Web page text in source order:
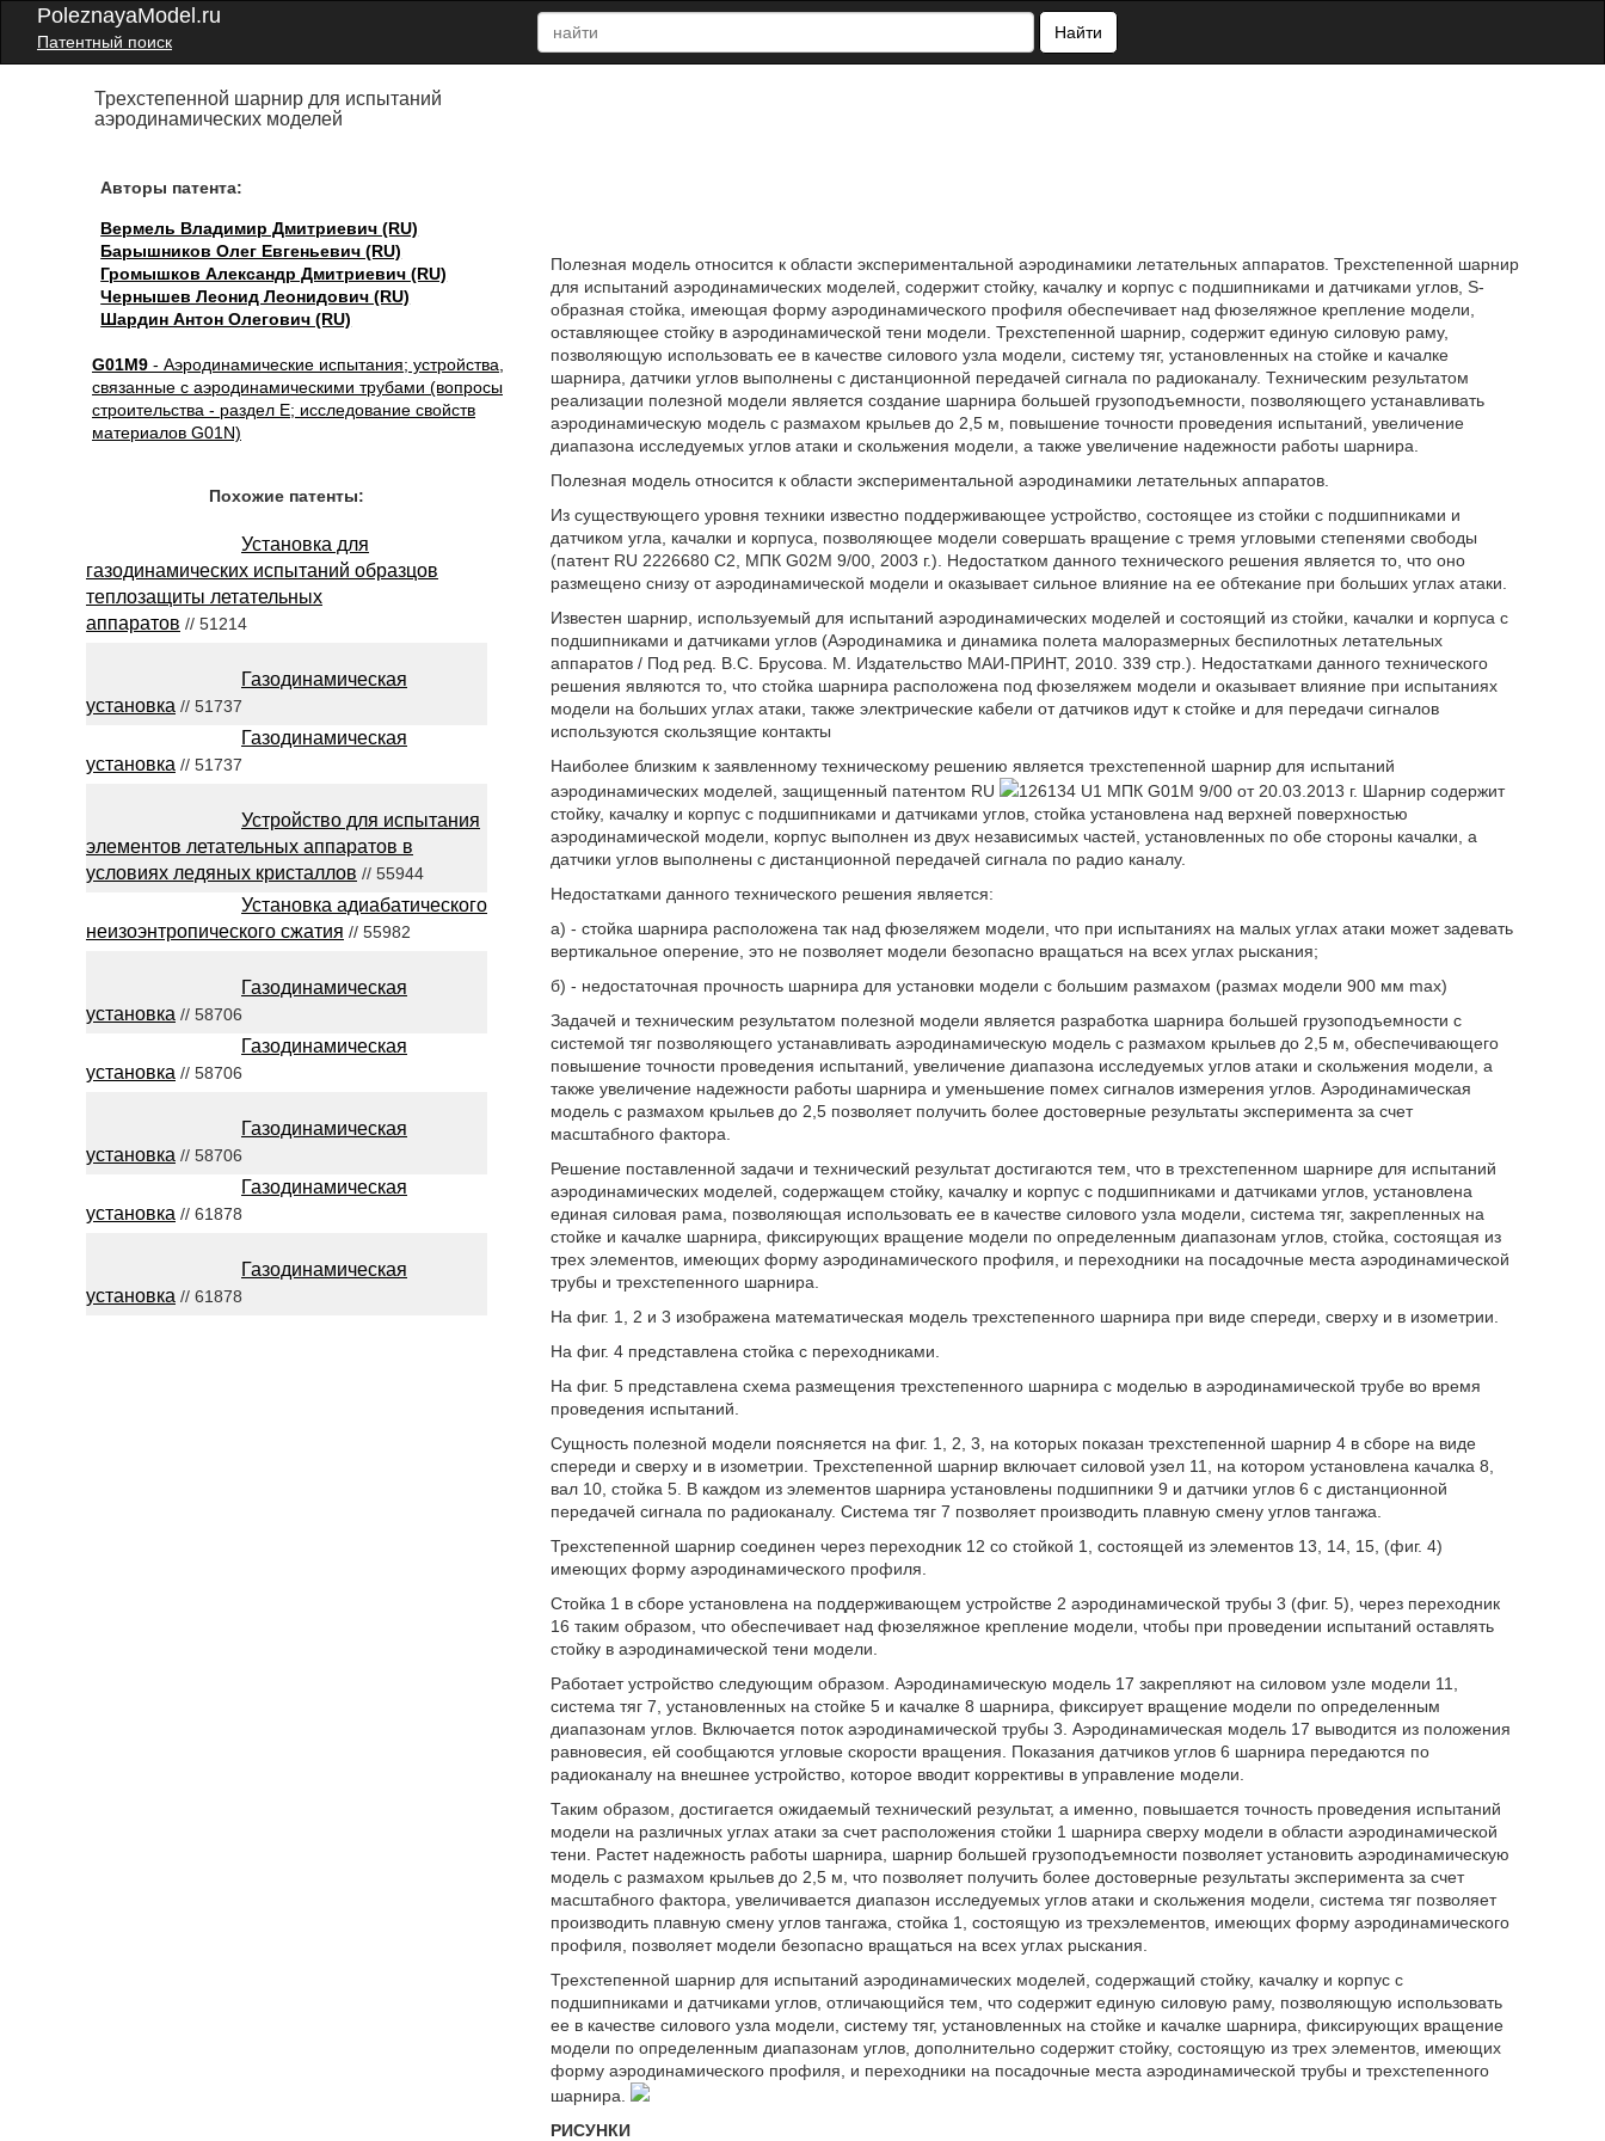
PoleznayaModel.ru
Патентный поиск
Найти
Трехстепенной шарнир для испытаний
аэродинамических моделей
Авторы патента:
Вермель Владимир Дмитриевич (RU)
Барышников Олег Евгеньевич (RU)
Громышков Александр Дмитриевич (RU)
Чернышев Леонид Леонидович (RU)
Шардин Антон Олегович (RU)
G01M9 - Аэродинамические испытания; устройства,
связанные с аэродинамическими трубами (вопросы
строительства - раздел E; исследование свойств
материалов G01N)
Полезная модель относится к области экспериментальной аэродинамики летательных аппаратов. Трехстепенной шарнир
для испытаний аэродинамических моделей, содержит стойку, качалку и корпус с подшипниками и датчиками углов, S-
образная стойка, имеющая форму аэродинамического профиля обеспечивает над фюзеляжное крепление модели,
оставляющее стойку в аэродинамической тени модели. Трехстепенной шарнир, содержит единую силовую раму,
позволяющую использовать ее в качестве силового узла модели, систему тяг, установленных на стойке и качалке
шарнира, датчики углов выполнены с дистанционной передачей сигнала по радиоканалу. Техническим результатом
реализации полезной модели является создание шарнира большей грузоподъемности, позволяющего устанавливать
аэродинамическую модель с размахом крыльев до 2,5 м, повышение точности проведения испытаний, увеличение
диапазона исследуемых углов атаки и скольжения модели, а также увеличение надежности работы шарнира.
Полезная модель относится к области экспериментальной аэродинамики летательных аппаратов.
Из существующего уровня техники известно поддерживающее устройство, состоящее из стойки с подшипниками и
датчиком угла, качалки и корпуса, позволяющее модели совершать вращение с тремя угловыми степенями свободы
(патент RU 2226680 С2, МПК G02M 9/00, 2003 г.). Недостатком данного технического решения является то, что оно
размещено снизу от аэродинамической модели и оказывает сильное влияние на ее обтекание при больших углах атаки.
Известен шарнир, используемый для испытаний аэродинамических моделей и состоящий из стойки, качалки и корпуса с
подшипниками и датчиками углов (Аэродинамика и динамика полета малоразмерных беспилотных летательных
аппаратов / Под ред. В.С. Брусова. М. Издательство МАИ-ПРИНТ, 2010. 339 стр.). Недостатками данного технического
решения являются то, что стойка шарнира расположена под фюзеляжем модели и оказывает влияние при испытаниях
модели на больших углах атаки, также электрические кабели от датчиков идут к стойке и для передачи сигналов
используются скользящие контакты
Наиболее близким к заявленному техническому решению является трехстепенной шарнир для испытаний
аэродинамических моделей, защищенный патентом RU
126134 U1 МПК G01M 9/00 от 20.03.2013 г. Шарнир содержит
стойку, качалку и корпус с подшипниками и датчиками углов, стойка установлена над верхней поверхностью
аэродинамической модели, корпус выполнен из двух независимых частей, установленных по обе стороны качалки, а
датчики углов выполнены с дистанционной передачей сигнала по радио каналу.
Недостатками данного технического решения является:
а) - стойка шарнира расположена так над фюзеляжем модели, что при испытаниях на малых углах атаки может задевать
вертикальное оперение, это не позволяет модели безопасно вращаться на всех углах рыскания;
б) - недостаточная прочность шарнира для установки модели с большим размахом (размах модели 900 мм max)
Задачей и техническим результатом полезной модели является разработка шарнира большей грузоподъемности с
системой тяг позволяющего устанавливать аэродинамическую модель с размахом крыльев до 2,5 м, обеспечивающего
повышение точности проведения испытаний, увеличение диапазона исследуемых углов атаки и скольжения модели, а
также увеличение надежности работы шарнира и уменьшение помех сигналов измерения углов. Аэродинамическая
модель с размахом крыльев до 2,5 позволяет получить более достоверные результаты эксперимента за счет
масштабного фактора.
Решение поставленной задачи и технический результат достигаются тем, что в трехстепенном шарнире для испытаний
аэродинамических моделей, содержащем стойку, качалку и корпус с подшипниками и датчиками углов, установлена
единая силовая рама, позволяющая использовать ее в качестве силового узла модели, система тяг, закрепленных на
стойке и качалке шарнира, фиксирующих вращение модели по определенным диапазонам углов, стойка, состоящая из
трех элементов, имеющих форму аэродинамического профиля, и переходники на посадочные места аэродинамической
трубы и трехстепенного шарнира.
На фиг. 1, 2 и 3 изображена математическая модель трехстепенного шарнира при виде спереди, сверху и в изометрии.
На фиг. 4 представлена стойка с переходниками.
На фиг. 5 представлена схема размещения трехстепенного шарнира с моделью в аэродинамической трубе во время
проведения испытаний.
Сущность полезной модели поясняется на фиг. 1, 2, 3, на которых показан трехстепенной шарнир 4 в сборе на виде
спереди и сверху и в изометрии. Трехстепенной шарнир включает силовой узел 11, на котором установлена качалка 8,
вал 10, стойка 5. В каждом из элементов шарнира установлены подшипники 9 и датчики углов 6 с дистанционной
передачей сигнала по радиоканалу. Система тяг 7 позволяет производить плавную смену углов тангажа.
Трехстепенной шарнир соединен через переходник 12 со стойкой 1, состоящей из элементов 13, 14, 15, (фиг. 4)
имеющих форму аэродинамического профиля.
Стойка 1 в сборе установлена на поддерживающем устройстве 2 аэродинамической трубы 3 (фиг. 5), через переходник
16 таким образом, что обеспечивает над фюзеляжное крепление модели, чтобы при проведении испытаний оставлять
стойку в аэродинамической тени модели.
Работает устройство следующим образом. Аэродинамическую модель 17 закрепляют на силовом узле модели 11,
система тяг 7, установленных на стойке 5 и качалке 8 шарнира, фиксирует вращение модели по определенным
диапазонам углов. Включается поток аэродинамической трубы 3. Аэродинамическая модель 17 выводится из положения
равновесия, ей сообщаются угловые скорости вращения. Показания датчиков углов 6 шарнира передаются по
радиоканалу на внешнее устройство, которое вводит коррективы в управление модели.
Таким образом, достигается ожидаемый технический результат, а именно, повышается точность проведения испытаний
модели на различных углах атаки за счет расположения стойки 1 шарнира сверху модели в области аэродинамической
тени. Растет надежность работы шарнира, шарнир большей грузоподъемности позволяет установить аэродинамическую
модель с размахом крыльев до 2,5 м, что позволяет получить более достоверные результаты эксперимента за счет
масштабного фактора, увеличивается диапазон исследуемых углов атаки и скольжения модели, система тяг позволяет
производить плавную смену углов тангажа, стойка 1, состоящую из трехэлементов, имеющих форму аэродинамического
профиля, позволяет модели безопасно вращаться на всех углах рыскания.
Трехстепенной шарнир для испытаний аэродинамических моделей, содержащий стойку, качалку и корпус с
подшипниками и датчиками углов, отличающийся тем, что содержит единую силовую раму, позволяющую использовать
ее в качестве силового узла модели, систему тяг, установленных на стойке и качалке шарнира, фиксирующих вращение
модели по определенным диапазонам углов, дополнительно содержит стойку, состоящую из трех элементов, имеющих
форму аэродинамического профиля, и переходники на посадочные места аэродинамической трубы и трехстепенного
шарнира.
РИСУНКИ
Похожие патенты:
Установка для
газодинамических испытаний образцов
теплозащиты летательных
аппаратов // 51214
Газодинамическая
установка // 51737
Газодинамическая
установка // 51737
Устройство для испытания
элементов летательных аппаратов в
условиях ледяных кристаллов // 55944
Установка адиабатического
неизоэнтропического сжатия // 55982
Газодинамическая
установка // 58706
Газодинамическая
установка // 58706
Газодинамическая
установка // 58706
Газодинамическая
установка // 61878
Газодинамическая
установка // 61878